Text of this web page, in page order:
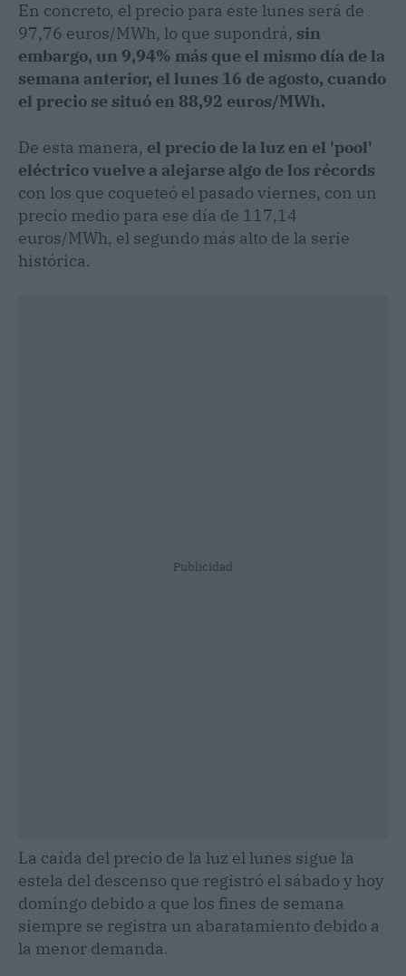
En concreto, el precio para este lunes será de
97,76 euros/MWh, lo que supondrá, sin
embargo, un 9,94% más que el mismo día de la
semana anterior, el lunes 16 de agosto, cuando
el precio se situó en 88,92 euros/MWh.
De esta manera, el precio de la luz en el 'pool'
eléctrico vuelve a alejarse algo de los récords
con los que coqueteó el pasado viernes, con un
precio medio para ese día de 117,14
euros/MWh, el segundo más alto de la serie
histórica.
Publicidad
La caída del precio de la luz el lunes sigue la
estela del descenso que registró el sábado y hoy
domingo debido a que los fines de semana
siempre se registra un abaratamiento debido a
la menor demanda.